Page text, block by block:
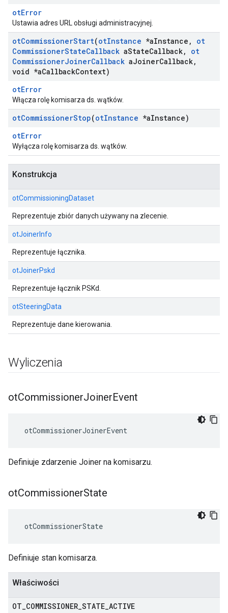
otError
Ustawia adres URL obsługi administracyjnej.
otCommissionerStart(otInstance *aInstance ,
ot
CommissionerStateCallback aStateCallback,
ot
CommissionerJoinerCallback aJoinerCallback,
void *aCallbackContext)
otError
Włącza rolę komisarza ds. wątków.
otCommissionerStop(otInstance *aInstance)
otError
Wyłącza rolę komisarza ds. wątków.
Konstrukcja
otCommissioningDataset
Reprezentuje zbiór danych używany na zlecenie.
otJoinerInfo
Reprezentuje łącznika.
otJoinerPskd
Reprezentuje łącznik PSKd.
otSteeringData
Reprezentuje dane kierowania.
Wyliczenia
otCommissionerJoinerEvent
otCommissionerJoinerEvent
Definiuje zdarzenie Joiner na komisarzu.
otCommissionerState
otCommissionerState
Definiuje stan komisarza.
Właściwości
OT COMMISSIONER STATE ACTIVE